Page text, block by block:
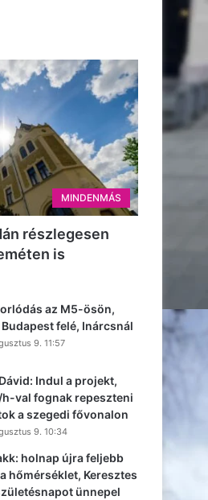
MINDENMÁS
részlegesen
is
az M5-ösön,
felé, Inárcsnál
9. 11:57
Indul a projekt,
val fognak repeszteni
a szegedi fővonalon
9. 10:34
holnap újra feljebb
hőmérséklet, Keresztes
ünnepel